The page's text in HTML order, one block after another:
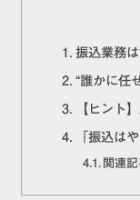
振込業務
“誰かに任
【ヒント
「振込は
関連